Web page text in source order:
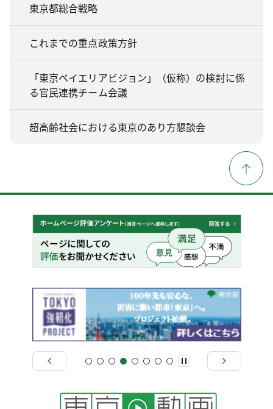
東京都総合戦略
これまでの重点政策方針
「東京ベイエリアビジョン」（仮称）の検討に係
る官民連携チーム会議
超高齢社会における東京のあり方懇談会